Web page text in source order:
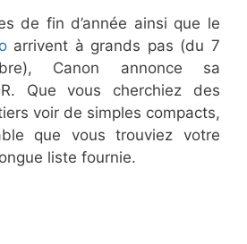
de fin d’année ainsi que le
arrivent à grands pas (du 7
Canon annonce sa
Que vous cherchiez des
voir de simples compacts,
que vous trouviez votre
liste fournie.